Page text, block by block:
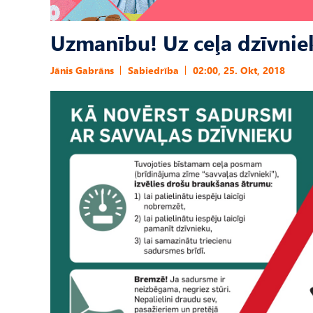
Uzmanību! Uz ceļa
Jānis Gabrāns Sabiedrība 02:00, 25. Okt, 2018